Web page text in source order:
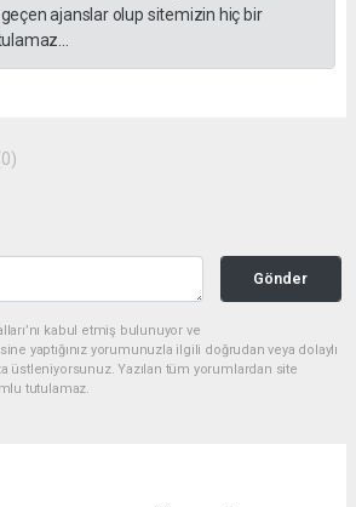
ajanslar olup sitemizin hiç bir
Gönder
kabul etmiş bulunuyor ve
yaptığınız yorumunuzla ilgili doğrudan veya dolaylı
üstleniyorsunuz. Yazılan tüm yorumlardan site
tutulamaz.